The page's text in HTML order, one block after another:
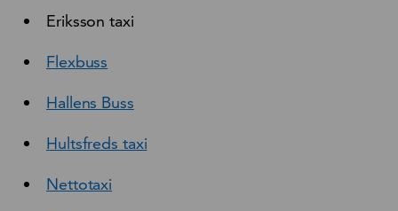
Eriksson taxi
Flexbuss
Hallens Buss
Hultsfreds taxi
Nettotaxi